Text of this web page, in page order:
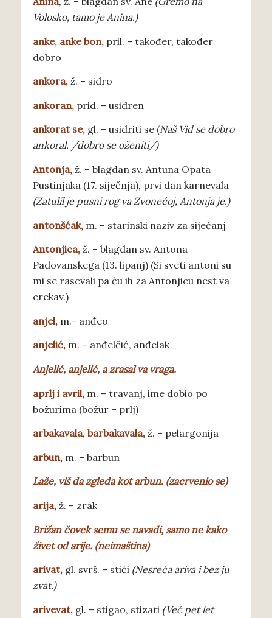
Volosko, tamo je Anina.)
anke, anke bon, pril. – također, također
dobro
ankora,ž. – sidro
ankoran, prid. – usidren
ankorat se, gl. – usidriti se (Naš Vid se dobro
ankoral. /dobro se oženiti/)
Antonja,ž. – blagdan sv. Antuna Opata
Pustinjaka (17. siječnja), prvi dan karnevala
(Zatulil je pusni rog va Zvonećoj, Antonja je.)
antonšćak, m. – starinski naziv za siječanj
Antonjica,ž. – blagdan sv. Antona
Padovanskega (13. lipanj) (Si sveti antoni su
mi se rascvali pa ću ih za Antonjicu nest va
crekav.)
anjel, m.- anđeo
anjelić,m. – anđelčić, anđelak
Anjelić, anjelić, a zrasal va vraga.
aprlj i avril, m. – travanj, ime dobio po
božurima (božur – prlj)
arbakavala, barbakavala,ž. – pelargonija
arbun, m. – barbun
Laže, viš da zgleda kot arbun. (zacrvenio se)
arija, ž. – zrak
Brižan čovek semu se navadi, samo ne kako
živet od arije. (neimaština)
arivat,gl. svrš. – stići (Nesreća ariva i bez ju
zvat.)
arivevat, gl. – stigao, stizati (Već pet let